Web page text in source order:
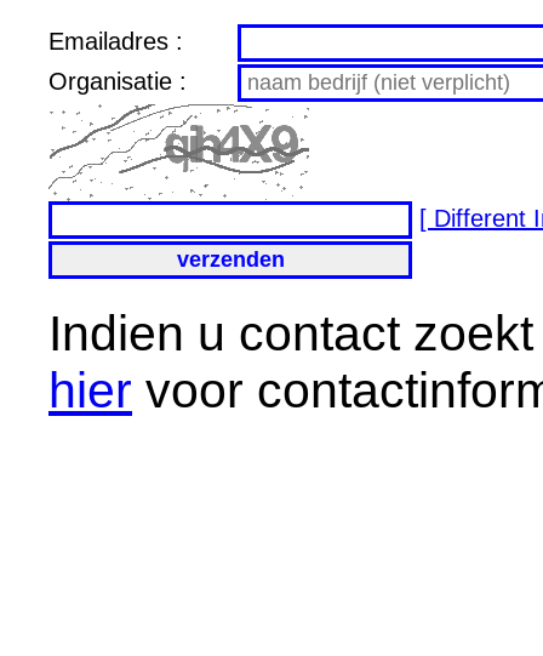
Emailadres :
Organisatie :
[ Different
Indien u contact
hier voor